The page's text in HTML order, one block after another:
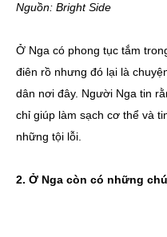
Nguồn: Bright Side
Ở Nga có phong tục tắm
điên rồ nhưng đó lại là
dân nơi đây. Người Nga tin
chỉ giúp làm sạch cơ thể và
những tội lỗi.
2. Ở Nga còn có những